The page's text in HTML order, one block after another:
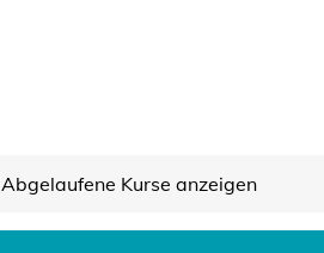
Abgelaufene Kurse anzeigen